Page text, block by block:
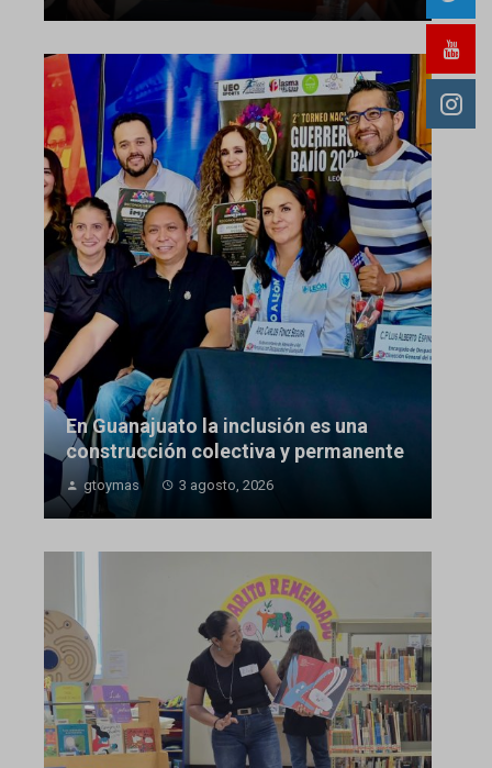
En Guanajuato la inclusión es una
construcción colectiva y permanente
gtoymas 3 agosto, 2026